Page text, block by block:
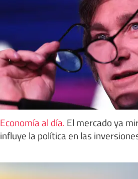
Economía al día. El mercado ya
influye la política en las